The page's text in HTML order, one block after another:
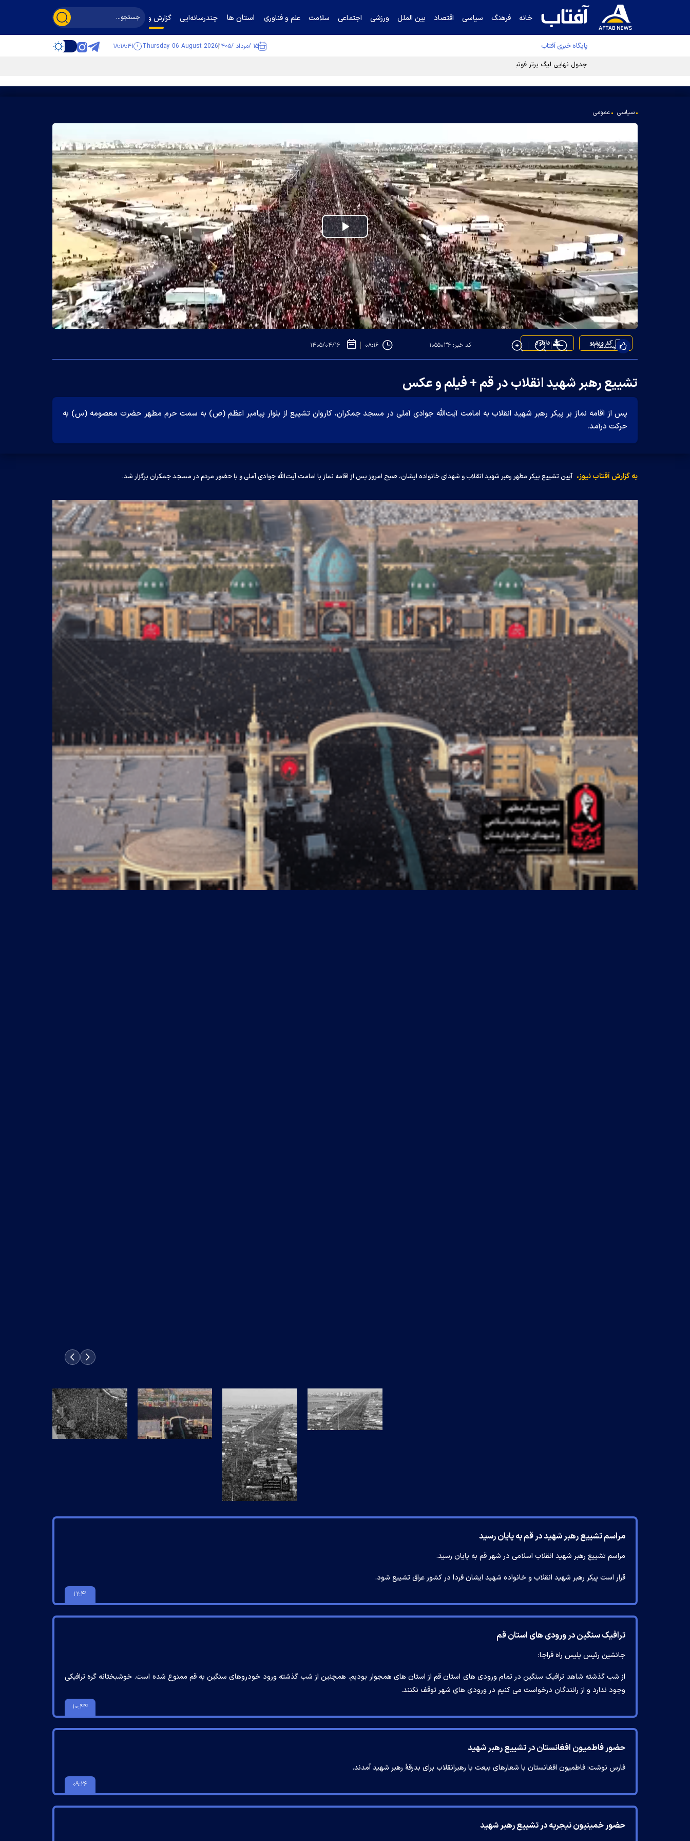
خانه فرهنگ سیاسی اقتصاد بین الملل ورزشی اجتماعی سلامت علم و فناوری استان ها چندرسانه‌ایی گزارش و گفت‌وگو
پایگاه خبری آفتاب ۱۵ /مرداد /۱۴۰۵ Thursday 06 August 2026 ۱۸:۱۸:۴۳
جدول نهایی لیگ برتر فوتبال پس از رای کمیته استیناف / گل‌گهر با تراکتور و سپاهان هم امتیاز شد
سیاسی عمومی
Play
Video
کد ویدیو دانلود پسندها:۲ کد خبر: ۱۰۵۵۰۳۶ ۰۸:۱۶ ۱۴۰۵/۰۴/۱۶
تشییع رهبر شهید انقلاب در قم + فیلم و عکس
پس از اقامه نماز بر پیکر رهبر شهید انقلاب به امامت آیت‌الله جوادی آملی در مسجد جمکران، کاروان تشییع از بلوار پیامبر اعظم (ص) به سمت حرم مطهر حضرت معصومه (س) به
حرکت درآمد.
به گزارش آفتاب نیوز، آیین تشییع پیکر مطهر رهبر شهید انقلاب و شهدای خانواده ایشان، صبح امروز پس از اقامه نماز با امامت آیت‌الله جوادی آملی و با حضور مردم در مسجد جمکران برگزار شد.
مراسم تشییع رهبر شهید در قم به پایان رسید
۱۲:۴۱
مراسم تشییع رهبر شهید انقلاب اسلامی در شهر قم به پایان رسید.
قرار است پیکر رهبر شهید انقلاب و خانواده شهید ایشان فردا در کشور عراق تشییع شود.
ترافیک سنگین در ورودی های استان قم
۱۰:۴۴
جانشین رئیس پلیس راه فراجا:
از شب گذشته شاهد ترافیک سنگین در تمام ورودی های استان قم از استان های همجوار بودیم. همچنین از شب گذشته ورود خودروهای سنگین به قم ممنوع شده است. خوشبختانه گره ترافیکی
وجود ندارد و از رانندگان درخواست می کنیم در ورودی های شهر توقف نکنند.
حضور فاطمیون افغانستان در تشییع رهبر شهید
۰۹:۲۶
فارس نوشت: فاطمیون افغانستان با شعارهای بیعت با رهبرانقلاب برای بدرقۀ رهبر شهید آمدند.
حضور خمینیون نیجریه در تشییع رهبر شهید